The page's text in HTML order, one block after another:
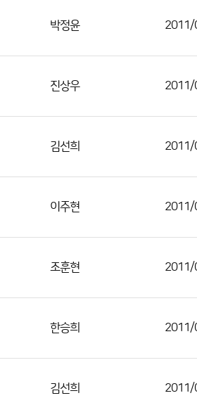
박정윤 2011/
진상우 2011/
김선희 2011/
이주현 2011/
조훈현 2011/
한승희 2011/
김선희 2011/